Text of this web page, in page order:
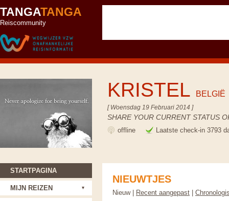
TANGATANGA
Reiscommunity
KRISTEL BELGIË
[ Woensdag 19 Februari 2014 ]
SHARE YOUR CURRENT STATUS
offline Laatste check-in 3793
NIEUWTJES
Nieuw | Recent aangepast
STARTPAGINA
MIJN REIZEN